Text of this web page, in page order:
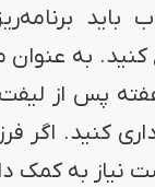
باید
به عنوان
4 تا 6 هفته پس
کنید. اگر
نیاز به کمک